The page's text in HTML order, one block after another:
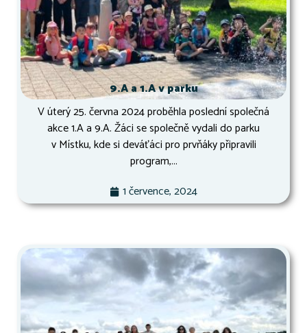
9.A a 1.A v parku
V úterý 25. června 2024 proběhla poslední společná
akce 1.A a 9.A. Žáci se společně vydali do parku
v Místku, kde si deváťáci pro prvňáky připravili
program,...
1 července, 2024